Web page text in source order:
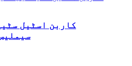
کاربن اسٹیل